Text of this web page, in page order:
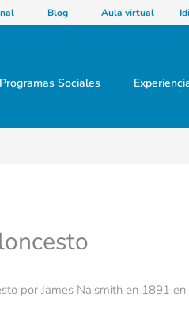
Blog Aula virtual
Programas Sociales
por James Naismith en 1891